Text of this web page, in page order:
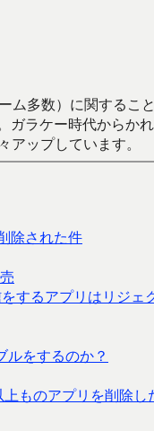
ム多数）に関する
ガラケー時代から
ップしています。
除された件
するアプリはリジェ
をするのか？
ものアプリを削除し